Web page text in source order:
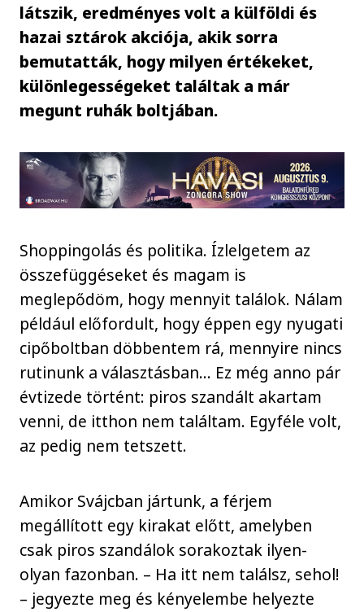
látszik, eredményes volt a külföldi és
hazai sztárok akciója, akik sorra
bemutatták, hogy milyen értékeket,
különlegességeket találtak a már
megunt ruhák boltjában.
Shoppingolás és politika. Ízlelgetem az
összefüggéseket és magam is
meglepődöm, hogy mennyit találok. Nálam
például előfordult, hogy éppen egy nyugati
cipőboltban döbbentem rá, mennyire nincs
rutinunk a választásban… Ez még anno pár
évtizede történt: piros szandált akartam
venni, de itthon nem találtam. Egyféle volt,
az pedig nem tetszett.
Amikor Svájcban jártunk, a férjem
megállított egy kirakat előtt, amelyben
csak piros szandálok sorakoztak ilyen-
olyan fazonban. – Ha itt nem találsz, sehol!
– jegyezte meg és kényelembe helyezte